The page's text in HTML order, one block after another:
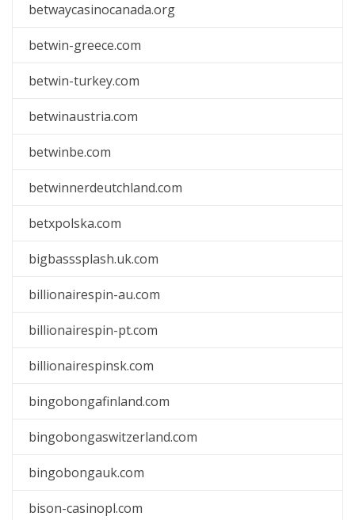
betwaycasinocanada.org
betwin-greece.com
betwin-turkey.com
betwinaustria.com
betwinbe.com
betwinnerdeutchland.com
betxpolska.com
bigbasssplash.uk.com
billionairespin-au.com
billionairespin-pt.com
billionairespinsk.com
bingobongafinland.com
bingobongaswitzerland.com
bingobongauk.com
bison-casinopl.com